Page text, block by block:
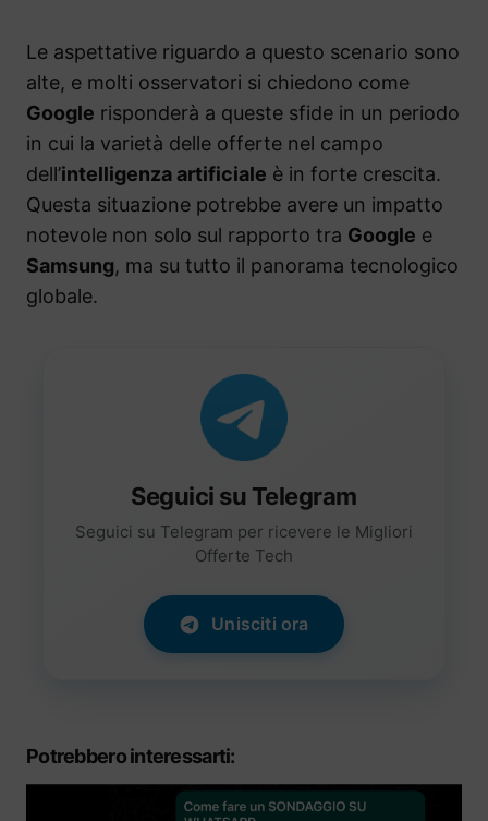
Le aspettative riguardo a questo scenario sono
alte, e molti osservatori si chiedono come
Google risponderà a queste sfide in un periodo
in cui la varietà delle offerte nel campo
dell’intelligenza artificiale è in forte crescita.
Questa situazione potrebbe avere un impatto
notevole non solo sul rapporto tra Google e
Samsung, ma su tutto il panorama tecnologico
globale.
Seguici su Telegram
Seguici su Telegram per ricevere le Migliori
Offerte Tech
Unisciti ora
Potrebbero interessarti: